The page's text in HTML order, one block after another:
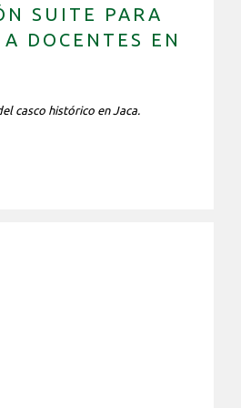
SUITE PARA
DOCENTES EN
casco histórico en Jaca.